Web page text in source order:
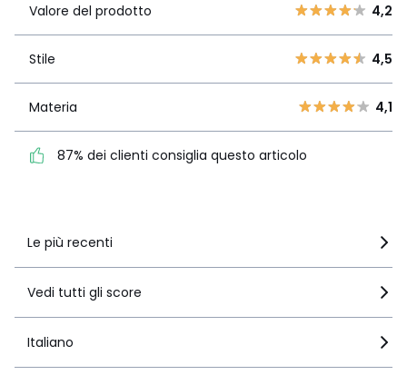
1 7
2
3 17
4
questo articolo
Valore del prodotto 4,2
Stile 4,5
Materia 4,1
87% dei clienti consiglia questo articolo
Le più recenti
Vedi tutti gli score
Italiano